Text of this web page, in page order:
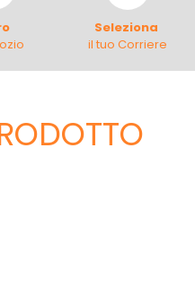
Seleziona
il tuo Corriere